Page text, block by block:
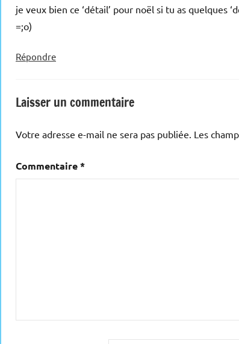
je veux bien ce ‘détail’ pour noël si tu as quelques
=;o)
Répondre
Laisser un commentaire
Votre adresse e-mail ne sera pas publiée. Les
Commentaire*